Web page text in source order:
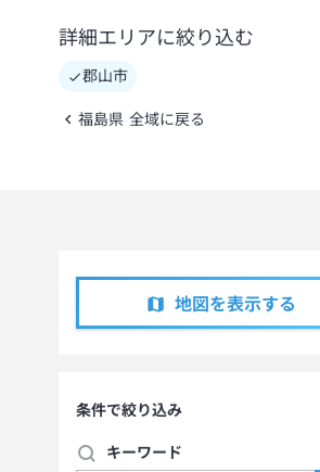
詳細エリアに絞り込む
郡山市
福島県 全域に戻る
地図を表示する
条件で絞り込み
キーワード